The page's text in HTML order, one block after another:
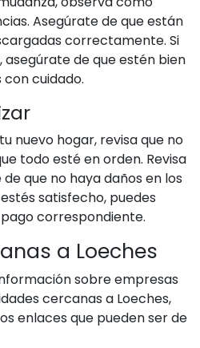
Asegúrate de que están
correctamente. Si
asegúrate de que estén bien
cuidado.
nuevo hogar, revisa que no
todo esté en orden. Revisa
que no haya daños en los
satisfecho, puedes
correspondiente.
a Loeches
sobre empresas
cercanas a Loeches,
enlaces que pueden ser de